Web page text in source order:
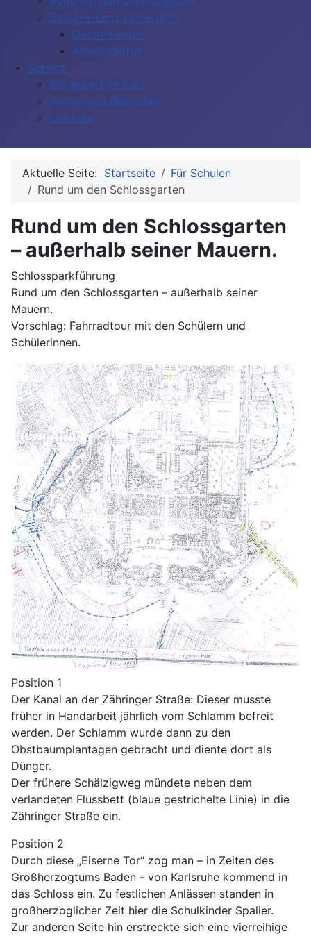
Schütte-Lanz Luftschiffe
Darstellungen
Arbeitsblätter
Service
Wir brauchen Sie !
Archiv und Bibliothek
Linkliste
Aktuelle Seite: Startseite
Für Schulen
Rund um den Schlossgarten
Rund um den Schlossgarten
– außerhalb seiner Mauern.
Schlossparkführung
Rund um den Schlossgarten – außerhalb seiner
Mauern.
Vorschlag: Fahrradtour mit den Schülern und
Schülerinnen.
Position 1
Der Kanal an der Zähringer Straße: Dieser musste
früher in Handarbeit jährlich vom Schlamm befreit
werden. Der Schlamm wurde dann zu den
Obstbaumplantagen gebracht und diente dort als
Dünger.
Der frühere Schälzigweg mündete neben dem
verlandeten Flussbett (blaue gestrichelte Linie) in die
Zähringer Straße ein.
Position 2
Durch diese „Eiserne Tor“ zog man – in Zeiten des
Großherzogtums Baden - von Karlsruhe kommend in
das Schloss ein. Zu festlichen Anlässen standen in
großherzoglicher Zeit hier die Schulkinder Spalier.
Zur anderen Seite hin erstreckte sich eine vierreihige